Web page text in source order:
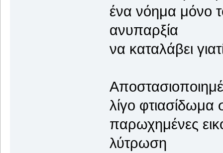
ένα νόημα μόνο
ανυπαρξία
να καταλάβει
λίγο φτιασίδωμα
παρωχημένες
λύτρωση